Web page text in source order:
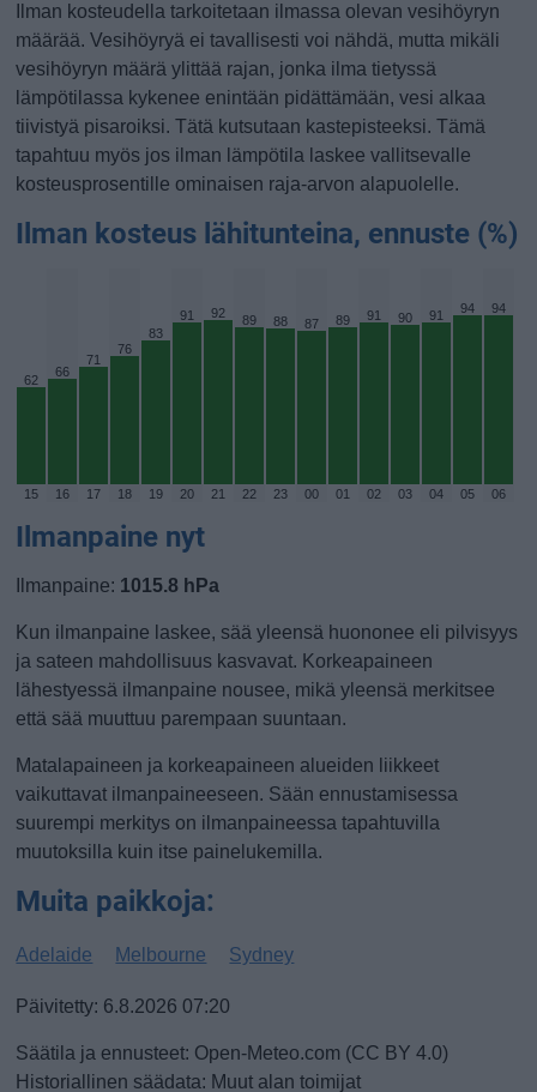
Ilman kosteudella tarkoitetaan ilmassa olevan vesihöyryn
määrää. Vesihöyryä ei tavallisesti voi nähdä, mutta mikäli
vesihöyryn määrä ylittää rajan, jonka ilma tietyssä
lämpötilassa kykenee enintään pidättämään, vesi alkaa
tiivistyä pisaroiksi. Tätä kutsutaan kastepisteeksi. Tämä
tapahtuu myös jos ilman lämpötila laskee vallitsevalle
kosteusprosentille ominaisen raja-arvon alapuolelle.
Ilman kosteus lähitunteina, ennuste (%)
62
66
71
76
83
91 92 89 88 87 89 91 90 91 94 94
15 16 17 18 19 20 21 22 23 00 01 02 03 04 05 06
Ilmanpaine nyt
Ilmanpaine: 1015.8 hPa
Kun ilmanpaine laskee, sää yleensä huononee eli pilvisyys
ja sateen mahdollisuus kasvavat. Korkeapaineen
lähestyessä ilmanpaine nousee, mikä yleensä merkitsee
että sää muuttuu parempaan suuntaan.
Matalapaineen ja korkeapaineen alueiden liikkeet
vaikuttavat ilmanpaineeseen. Sään ennustamisessa
suurempi merkitys on ilmanpaineessa tapahtuvilla
muutoksilla kuin itse painelukemilla.
Muita paikkoja:
Adelaide Melbourne Sydney
Päivitetty: 6.8.2026 07:20
Säätila ja ennusteet: Open-Meteo.com (CC BY 4.0)
Historiallinen säädata: Muut alan toimijat